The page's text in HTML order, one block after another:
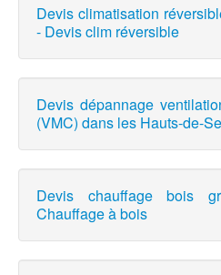
Devis climatisation
- Devis clim réversible
Devis dépannage
(VMC) dans les Hauts-de-
Devis chauffage bois
Chauffage à bois